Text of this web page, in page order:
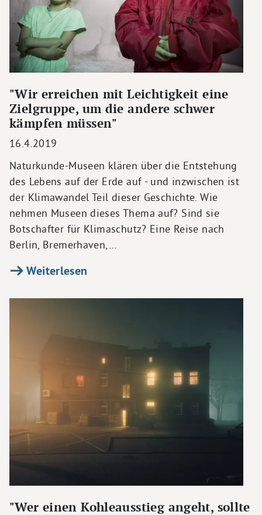
"Wir erreichen mit Leichtigkeit eine
Zielgruppe, um die andere schwer
kämpfen müssen"
16.4.2019
Naturkunde-Museen klären über die Entstehung
des Lebens auf der Erde auf - und inzwischen ist
der Klimawandel Teil dieser Geschichte. Wie
nehmen Museen dieses Thema auf? Sind sie
Botschafter für Klimaschutz? Eine Reise nach
Berlin, Bremerhaven,…
Weiterlesen
"Wer einen Kohleausstieg angeht, sollte